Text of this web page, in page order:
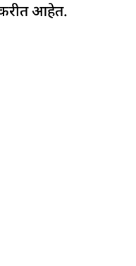
करीत आहेत.